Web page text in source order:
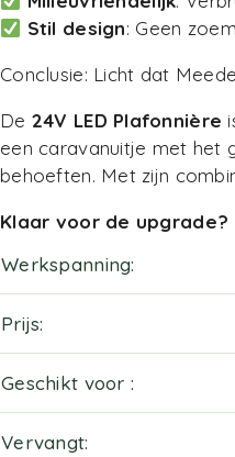
Stil design: Geen
Conclusie: Licht dat
De 24V LED Plafonnière
een caravanuitje met het
behoeften. Met zijn
Klaar voor de upgrade?
Werkspanning
Prijs
Geschikt voor
Vervangt